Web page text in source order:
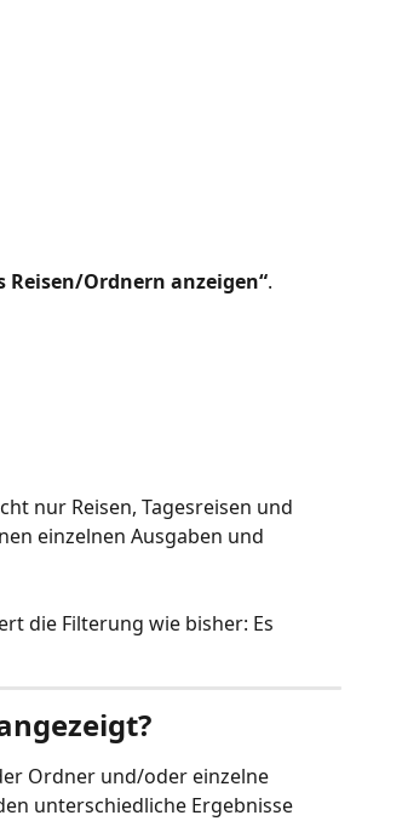
Reisen/Ordnern anzeigen“.
nur Reisen, Tagesreisen und
einzelnen Ausgaben und
die Filterung wie bisher: Es
Ordner und/oder einzelne
unterschiedliche Ergebnisse